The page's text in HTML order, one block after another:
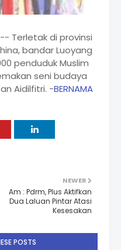
-- Terletak di provinsi
bandar Luoyang
penduduk Muslim
seni budaya
Aidilfitri. -BERNAMA
NEWER
Am : Pdrm, Plus Aktifkan
Dua Laluan Pintar Atasi
Kesesakan
POSTS